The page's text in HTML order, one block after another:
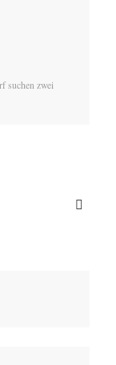
suchen zwei
